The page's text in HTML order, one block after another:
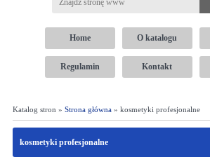
Home O katalogu
Regulamin Kontakt
Katalog stron » Strona główna» kosmetyki profesjonalne
kosmetyki profesjonalne